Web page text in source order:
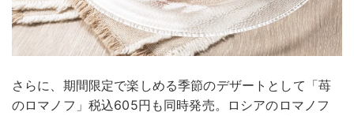
さらに、期間限定で楽しめる季節のデザートとして「苺
のロマノフ」税込605円も同時発売。ロシアのロマノフ